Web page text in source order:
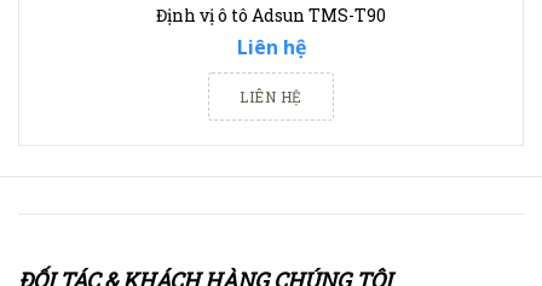
Định vị ô tô Adsun TMS-T90
Liên hệ
LIÊN HỆ
ĐỐI TÁC & KHÁCH HÀNG CHÚNG TÔI